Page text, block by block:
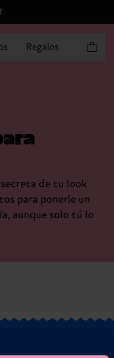
Regalos
de tu look
para ponerle un
aunque solo tú lo